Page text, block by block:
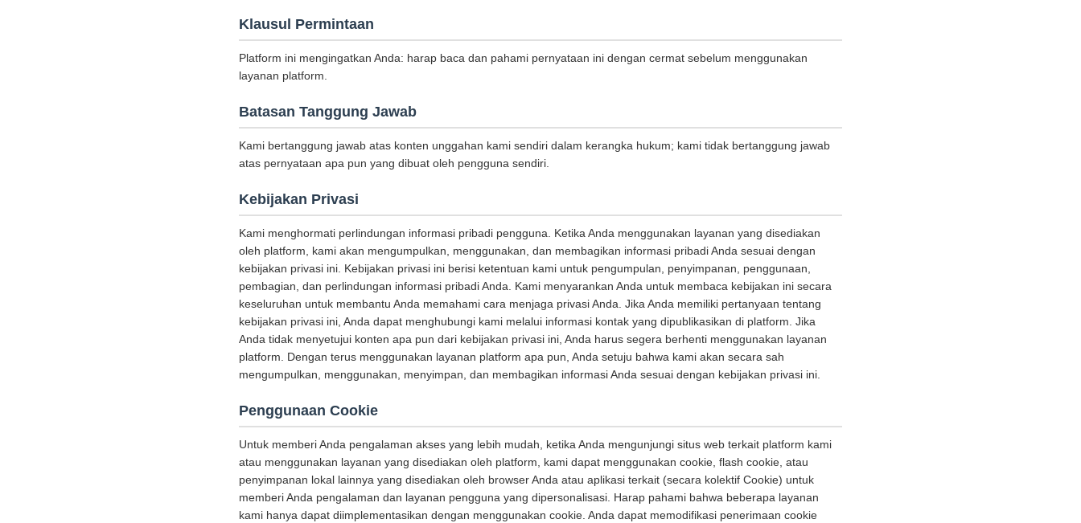
Klausul Permintaan
Platform ini mengingatkan Anda: harap baca dan pahami pernyataan ini dengan cermat sebelum menggunakan
layanan platform.
Batasan Tanggung Jawab
Kami bertanggung jawab atas konten unggahan kami sendiri dalam kerangka hukum; kami tidak bertanggung jawab
atas pernyataan apa pun yang dibuat oleh pengguna sendiri.
Kebijakan Privasi
Kami menghormati perlindungan informasi pribadi pengguna. Ketika Anda menggunakan layanan yang disediakan
oleh platform, kami akan mengumpulkan, menggunakan, dan membagikan informasi pribadi Anda sesuai dengan
kebijakan privasi ini. Kebijakan privasi ini berisi ketentuan kami untuk pengumpulan, penyimpanan, penggunaan,
pembagian, dan perlindungan informasi pribadi Anda. Kami menyarankan Anda untuk membaca kebijakan ini secara
keseluruhan untuk membantu Anda memahami cara menjaga privasi Anda. Jika Anda memiliki pertanyaan tentang
kebijakan privasi ini, Anda dapat menghubungi kami melalui informasi kontak yang dipublikasikan di platform. Jika
Anda tidak menyetujui konten apa pun dari kebijakan privasi ini, Anda harus segera berhenti menggunakan layanan
platform. Dengan terus menggunakan layanan platform apa pun, Anda setuju bahwa kami akan secara sah
mengumpulkan, menggunakan, menyimpan, dan membagikan informasi Anda sesuai dengan kebijakan privasi ini.
Penggunaan Cookie
Untuk memberi Anda pengalaman akses yang lebih mudah, ketika Anda mengunjungi situs web terkait platform kami
atau menggunakan layanan yang disediakan oleh platform, kami dapat menggunakan cookie, flash cookie, atau
penyimpanan lokal lainnya yang disediakan oleh browser Anda atau aplikasi terkait (secara kolektif Cookie) untuk
memberi Anda pengalaman dan layanan pengguna yang dipersonalisasi. Harap pahami bahwa beberapa layanan
kami hanya dapat diimplementasikan dengan menggunakan cookie. Anda dapat memodifikasi penerimaan cookie